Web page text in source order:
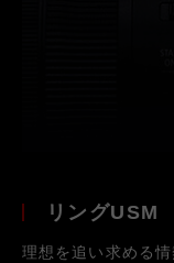
リングUSM
理想を追い求める